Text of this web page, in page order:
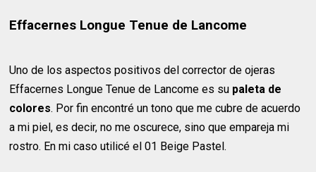
Effacernes Longue Tenue de Lancome
Uno de los aspectos positivos del corrector de ojeras
Effacernes Longue Tenue de Lancome es su paleta de
colores. Por fin encontré un tono que me cubre de acuerdo
a mi piel, es decir, no me oscurece, sino que empareja mi
rostro. En mi caso utilicé el 01 Beige Pastel.